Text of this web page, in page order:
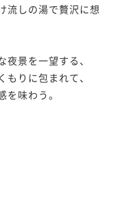
流しの湯で贅沢に想
景を一望する、
りに包まれて、
を味わう。